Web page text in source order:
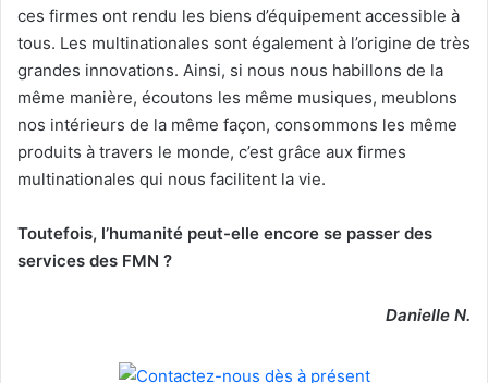
ces firmes ont rendu les biens d’équipement accessible à
tous. Les multinationales sont également à l’origine de très
grandes innovations. Ainsi, si nous nous habillons de la
même manière, écoutons les même musiques, meublons
nos intérieurs de la même façon, consommons les même
produits à travers le monde, c’est grâce aux firmes
multinationales qui nous facilitent la vie.
Toutefois, l’humanité peut-elle encore se passer des
services des FMN ?
Danielle N.